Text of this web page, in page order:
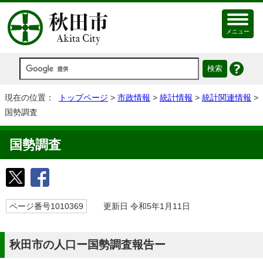
メニュー
現在の位置： トップページ > 市政情報 > 統計情報 > 統計関連情報 >
国勢調査
国勢調査
ページ番号1010369 更新日 令和5年1月11日
秋田市の人口ー国勢調査報告ー